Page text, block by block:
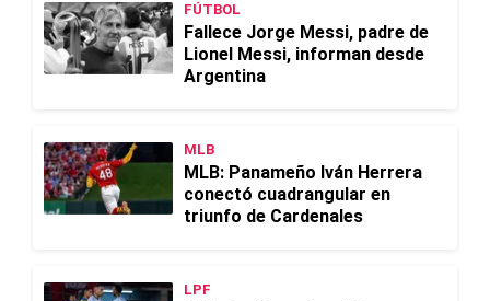
FÚTBOL
Fallece Jorge Messi, padre de
Lionel Messi, informan desde
Argentina
MLB
MLB: Panameño Iván Herrera
conectó cuadrangular en
triunfo de Cardenales
LPF